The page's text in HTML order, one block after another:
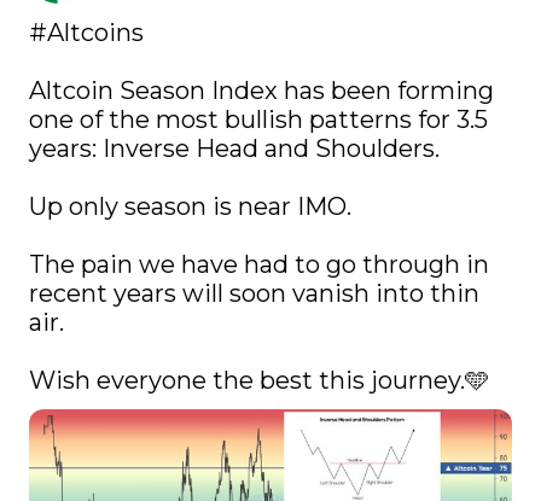
#Altcoins
Altcoin Season Index has been forming
one of the most bullish patterns for 3.5
years: Inverse Head and Shoulders.
Up only season is near IMO.
The pain we have had to go through in
recent years will soon vanish into thin
air.
Wish everyone the best this journey.🩵